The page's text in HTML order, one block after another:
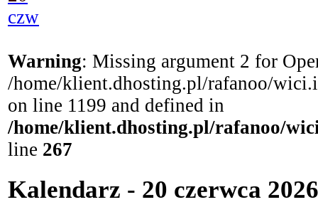
czw
Warning: Missing argument 2 for
/home/klient.dhosting.pl/rafanoo/
on line 1199 and defined in
/home/klient.dhosting.pl/rafanoo/
line 267
Kalendarz - 20 czerwca